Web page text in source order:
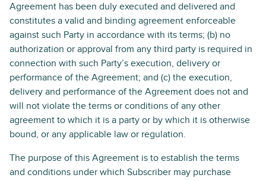
Agreement has been duly executed and delivered and
constitutes a valid and binding agreement enforceable
against such Party in accordance with its terms; (b) no
authorization or approval from any third party is required in
connection with such Party’s execution, delivery or
performance of the Agreement; and (c) the execution,
delivery and performance of the Agreement does not and
will not violate the terms or conditions of any other
agreement to which it is a party or by which it is otherwise
bound, or any applicable law or regulation.
The purpose of this Agreement is to establish the terms
and conditions under which Subscriber may purchase